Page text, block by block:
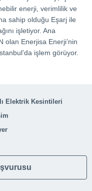
enerji, verimlilik ve
sahip olduğu Eşarj ile
işletiyor. Ana
olan Enerjisa Enerji’nin
işlem görüyor.
Elektrik Kesintileri